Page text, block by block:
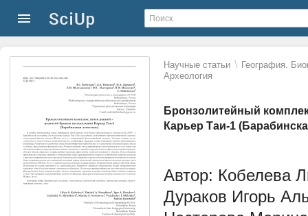
Научные статьи \ География.
Археология
Бронзолитейный
Карьер Таи-1
Автор: Кобелева
Дураков Игорь